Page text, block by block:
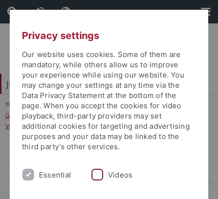
Skip
to
content
Skip
to
footer
Juristische Fakultät
You are here: Startseite
...
Grundkurs Strafrecht II: Besonderer Teil:2: Eigentums- und
Vermögensdelikte (WS P)
Lehrstühle Öffentliches Recht
Privacy settings
Our website uses cookies. Some of them are
mandatory, while others allow us to improve
your experience while using our website. You
may change your settings at any time via the
Data Privacy Statement at the bottom of the
page. When you accept the cookies for video
playback, third-party providers may set
additional cookies for targeting and advertising
purposes and your data may be linked to the
third party’s other services.
Essential Videos